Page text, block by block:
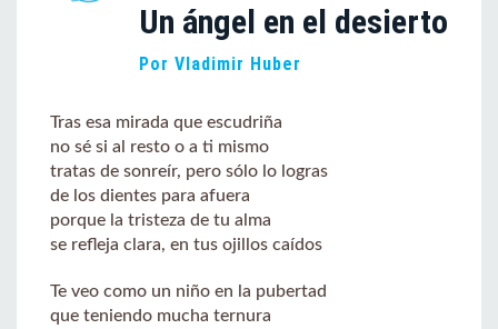
Un ángel en el desierto
Por Vladimir Huber
Tras esa mirada que escudriña
no sé si al resto o a ti mismo
tratas de sonreír, pero sólo lo logras
de los dientes para afuera
porque la tristeza de tu alma
se refleja clara, en tus ojillos caídos
Te veo como un niño en la pubertad
que teniendo mucha ternura